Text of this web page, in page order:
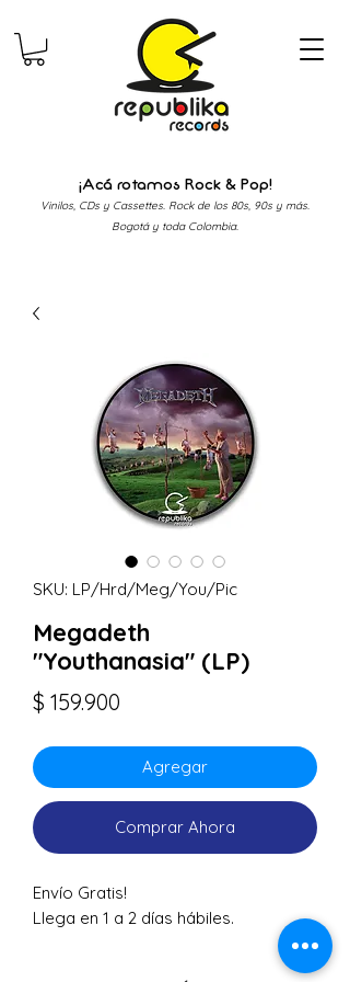
¡Acá rotamos Rock & Pop!
Vinilos, CDs y Cassettes. Rock de los 80s, 90s y más.
Bogotá y toda Colombia.
SKU: LP/Hrd/Meg/You/Pic
Megadeth
"Youthanasia" (LP)
$ 159.900
Agregar
Comprar Ahora
Envío Gratis!
Llega en 1 a 2 días hábiles.